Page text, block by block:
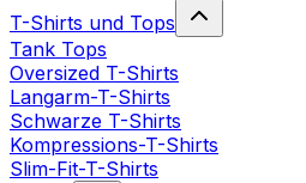
T-Shirts und Tops
Tank Tops
Oversized T-Shirts
Langarm-T-Shirts
Schwarze T-Shirts
Kompressions-T-Shirts
Slim-Fit-T-Shirts